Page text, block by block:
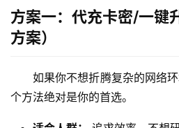
方案一：代充卡密/一键
方案）
如果你不想折腾复杂的网络
个方法绝对是你的首选。